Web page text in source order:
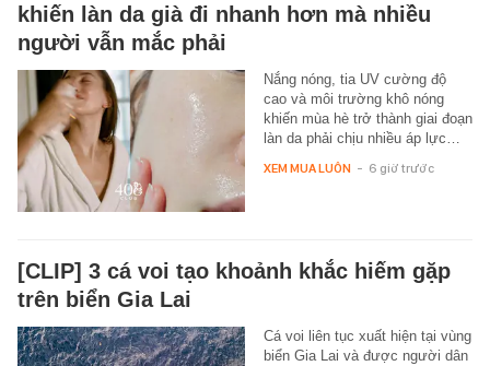
khiến làn da già đi nhanh hơn mà nhiều
người vẫn mắc phải
Nắng nóng, tia UV cường độ
cao và môi trường khô nóng
khiến mùa hè trở thành giai đoạn
làn da phải chịu nhiều áp lực…
XEM MUA LUÔN - 6 giờ trước
[CLIP] 3 cá voi tạo khoảnh khắc hiếm gặp
trên biển Gia Lai
Cá voi liên tục xuất hiện tại vùng
biển Gia Lai và được người dân